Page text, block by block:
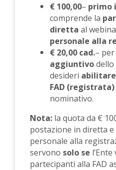
€ 100,00– primo
comprende la
diretta al
personale alla
€ 20,00 cad.– per
aggiuntivodello
desideri
FAD (registrata)
nominativo.
Nota: la quota da €
postazione in diretta e
personale alla
servono solo se
partecipanti alla FAD